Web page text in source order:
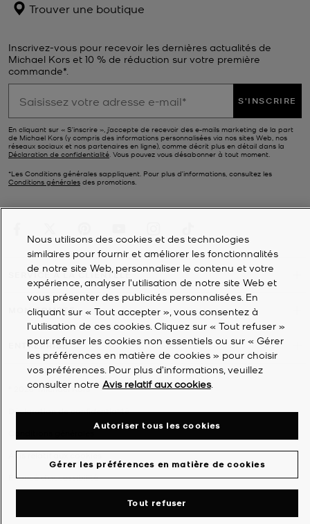
Trouver une boutique
Inscrivez-vous pour recevoir les dernières actualités de
Michael Kors et 10 % de réduction sur votre première
commande*.
S'INSCRIRE
En cliquant sur « S’inscrire », j’accepte de recevoir des e-mails marketing de la part
de Michael Kors (y compris des informations personnalisées via nos sites Web, nos
réseaux sociaux et nos partenaires en ligne), comme décrit plus en détail dans la
Déclaration de confidentialité. Vous pouvez vous désabonner à tout moment.
*Les Conditions générales sappliquent. Pour plus d’informations, consultez les
Conditions générales des promotions.
SERVICE À LA CLIENTÈLE
MON COMPTE
ENTREPRISE
2026Michael Kors
Déclaration de confidentialité
Avis relatif aux cookies
Énoncé d'accessibilité
Nous utilisons des cookies et des technologies
similaires pour fournir et améliorer les fonctionnalités
de notre site Web, personnaliser le contenu et votre
expérience, analyser l'utilisation de notre site Web et
vous présenter des publicités personnalisées. En
cliquant sur « Tout accepter », vous consentez à
l’utilisation de ces cookies. Cliquez sur « Tout refuser »
pour refuser les cookies non essentiels ou sur « Gérer
les préférences en matière de cookies » pour choisir
vos préférences. Pour plus d’informations, veuillez
consulter notre Avis relatif aux cookies.
Gérer les préférences en matière de cookies
Tout refuser
Autoriser tous les cookies